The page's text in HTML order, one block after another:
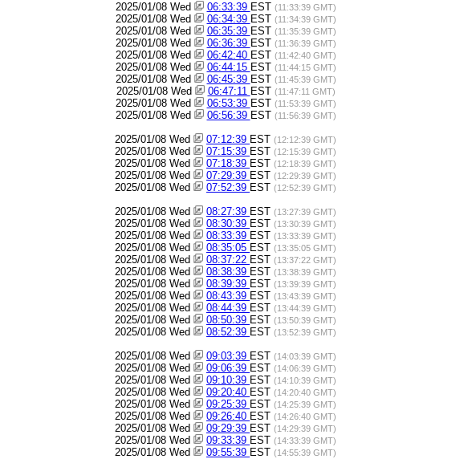
2025/01/08 Wed 06:33:39 EST (11:33:39 GMT)
2025/01/08 Wed 06:34:39 EST (11:34:39 GMT)
2025/01/08 Wed 06:35:39 EST (11:35:39 GMT)
2025/01/08 Wed 06:36:39 EST (11:36:39 GMT)
2025/01/08 Wed 06:42:40 EST (11:42:40 GMT)
2025/01/08 Wed 06:44:15 EST (11:44:15 GMT)
2025/01/08 Wed 06:45:39 EST (11:45:39 GMT)
2025/01/08 Wed 06:47:11 EST (11:47:11 GMT)
2025/01/08 Wed 06:53:39 EST (11:53:39 GMT)
2025/01/08 Wed 06:56:39 EST (11:56:39 GMT)
2025/01/08 Wed 07:12:39 EST (12:12:39 GMT)
2025/01/08 Wed 07:15:39 EST (12:15:39 GMT)
2025/01/08 Wed 07:18:39 EST (12:18:39 GMT)
2025/01/08 Wed 07:29:39 EST (12:29:39 GMT)
2025/01/08 Wed 07:52:39 EST (12:52:39 GMT)
2025/01/08 Wed 08:27:39 EST (13:27:39 GMT)
2025/01/08 Wed 08:30:39 EST (13:30:39 GMT)
2025/01/08 Wed 08:33:39 EST (13:33:39 GMT)
2025/01/08 Wed 08:35:05 EST (13:35:05 GMT)
2025/01/08 Wed 08:37:22 EST (13:37:22 GMT)
2025/01/08 Wed 08:38:39 EST (13:38:39 GMT)
2025/01/08 Wed 08:39:39 EST (13:39:39 GMT)
2025/01/08 Wed 08:43:39 EST (13:43:39 GMT)
2025/01/08 Wed 08:44:39 EST (13:44:39 GMT)
2025/01/08 Wed 08:50:39 EST (13:50:39 GMT)
2025/01/08 Wed 08:52:39 EST (13:52:39 GMT)
2025/01/08 Wed 09:03:39 EST (14:03:39 GMT)
2025/01/08 Wed 09:06:39 EST (14:06:39 GMT)
2025/01/08 Wed 09:10:39 EST (14:10:39 GMT)
2025/01/08 Wed 09:20:40 EST (14:20:40 GMT)
2025/01/08 Wed 09:25:39 EST (14:25:39 GMT)
2025/01/08 Wed 09:26:40 EST (14:26:40 GMT)
2025/01/08 Wed 09:29:39 EST (14:29:39 GMT)
2025/01/08 Wed 09:33:39 EST (14:33:39 GMT)
2025/01/08 Wed 09:55:39 EST (14:55:39 GMT)